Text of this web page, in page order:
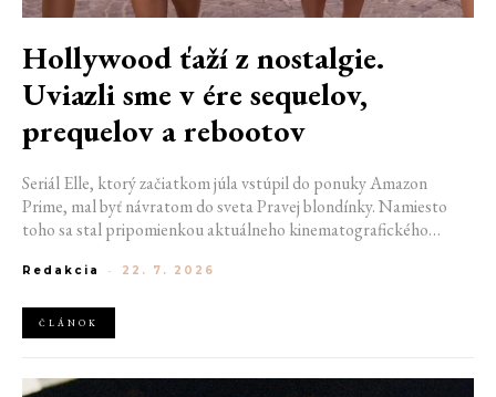
Hollywood ťaží z nostalgie.
Uviazli sme v ére sequelov,
prequelov a rebootov
Seriál Elle, ktorý začiatkom júla vstúpil do ponuky Amazon
Prime, mal byť návratom do sveta Pravej blondínky. Namiesto
toho sa stal pripomienkou aktuálneho kinematografického
kruhu. Prequely, sequely, spin-offy aj rebooty zaplavili kiná i
čistou vzácnosťou. Prečo sa filmový priemysel tak veľmi bojí
nových nápadov? A môžeme si za to sami?
Redakcia - 22. 7. 2026
ČLÁNOK